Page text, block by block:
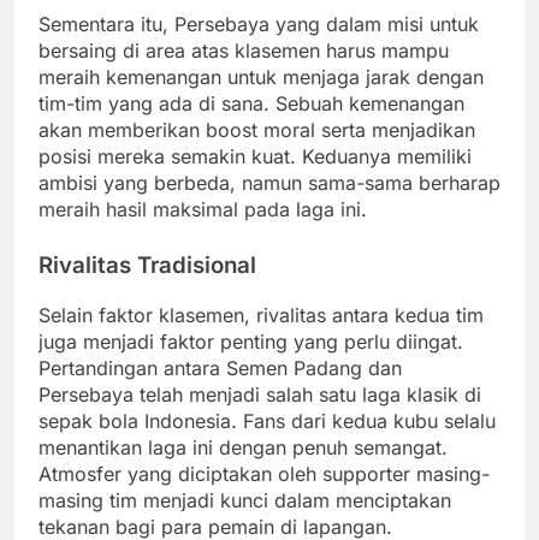
Sementara itu, Persebaya yang dalam misi untuk
bersaing di area atas klasemen harus mampu
meraih kemenangan untuk menjaga jarak dengan
tim-tim yang ada di sana. Sebuah kemenangan
akan memberikan boost moral serta menjadikan
posisi mereka semakin kuat. Keduanya memiliki
ambisi yang berbeda, namun sama-sama berharap
meraih hasil maksimal pada laga ini.
Rivalitas Tradisional
Selain faktor klasemen, rivalitas antara kedua tim
juga menjadi faktor penting yang perlu diingat.
Pertandingan antara Semen Padang dan
Persebaya telah menjadi salah satu laga klasik di
sepak bola Indonesia. Fans dari kedua kubu selalu
menantikan laga ini dengan penuh semangat.
Atmosfer yang diciptakan oleh supporter masing-
masing tim menjadi kunci dalam menciptakan
tekanan bagi para pemain di lapangan.